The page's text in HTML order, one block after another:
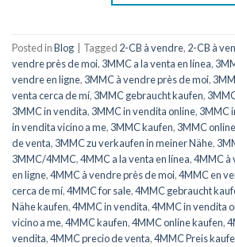
Posted inBlog Tagged 2-CB à vendre, 2-CB à
vendre près de moi, 3MMC a la venta en línea,
vendre en ligne, 3MMC à vendre près de moi,
venta cerca de mí, 3MMC gebraucht kaufen,
3MMC in vendita, 3MMC in vendita online, 3MMC
in vendita vicino a me, 3MMC kaufen, 3MMC
de venta, 3MMC zu verkaufen in meiner Nähe,
3MMC/4MMC,4MMC a la venta en línea,4MMC à
en ligne,4MMC à vendre près de moi,4MMC en
cerca de mí,4MMC for sale,4MMC gebraucht
Nähe kaufen,4MMC in vendita,4MMC in vendita
vicino a me,4MMC kaufen,4MMC online kaufen,
vendita,4MMC precio de venta,4MMC Preis